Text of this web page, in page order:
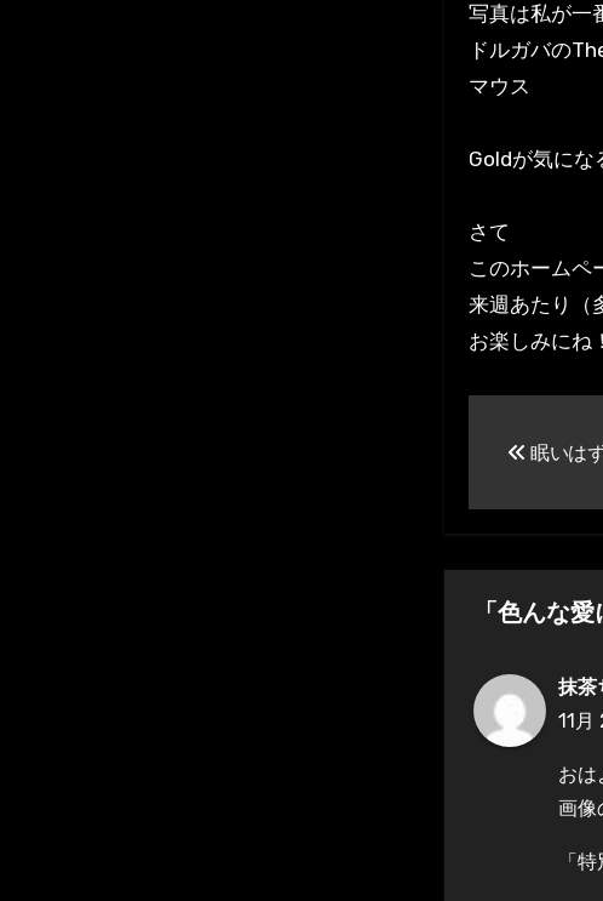
写真は私が一
ドルガバの
マウス
Goldが気にな
さて
このホームペ
来週あたり（
お楽しみにね！
ナ
ビ
ゲ
ー
シ
眠いは
「色んな
抹茶
11
おは
画像
「